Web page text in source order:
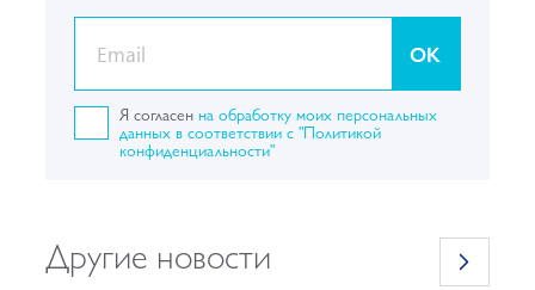
OK
Я согласен на обработку моих персональных
данных в соответствии с "Политикой
конфиденциальности"
Другие новости